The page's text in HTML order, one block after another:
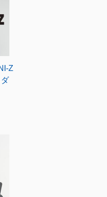
Z